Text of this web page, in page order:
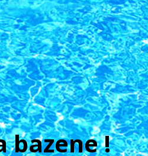
bazene !